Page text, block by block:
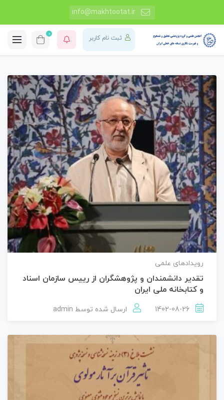
info@makhtootat.ir
ثبت نام کاربر
0
رویدادهای علمی
تقدیر دانشمندان و پژوهشگران از رییس سازمان اسناد
و کتابخانه ملی ایران
ارسال شده توسط admin